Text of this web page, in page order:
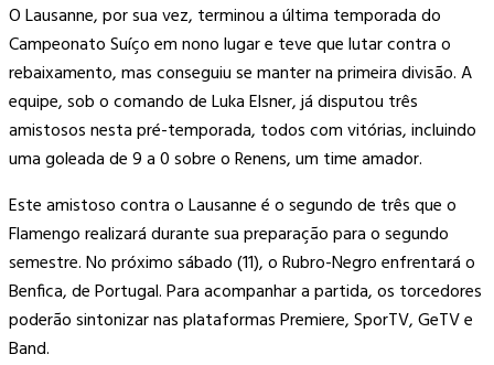
O Lausanne, por sua vez, terminou a última temporada do
Campeonato Suíço em nono lugar e teve que lutar contra o
rebaixamento, mas conseguiu se manter na primeira divisão. A
equipe, sob o comando de Luka Elsner, já disputou três
amistosos nesta pré-temporada, todos com vitórias, incluindo
uma goleada de 9 a 0 sobre o Renens, um time amador.
Este amistoso contra o Lausanne é o segundo de três que o
Flamengo realizará durante sua preparação para o segundo
semestre. No próximo sábado (11), o Rubro-Negro enfrentará o
Benfica, de Portugal. Para acompanhar a partida, os torcedores
poderão sintonizar nas plataformas Premiere, SporTV, GeTV e
Band.